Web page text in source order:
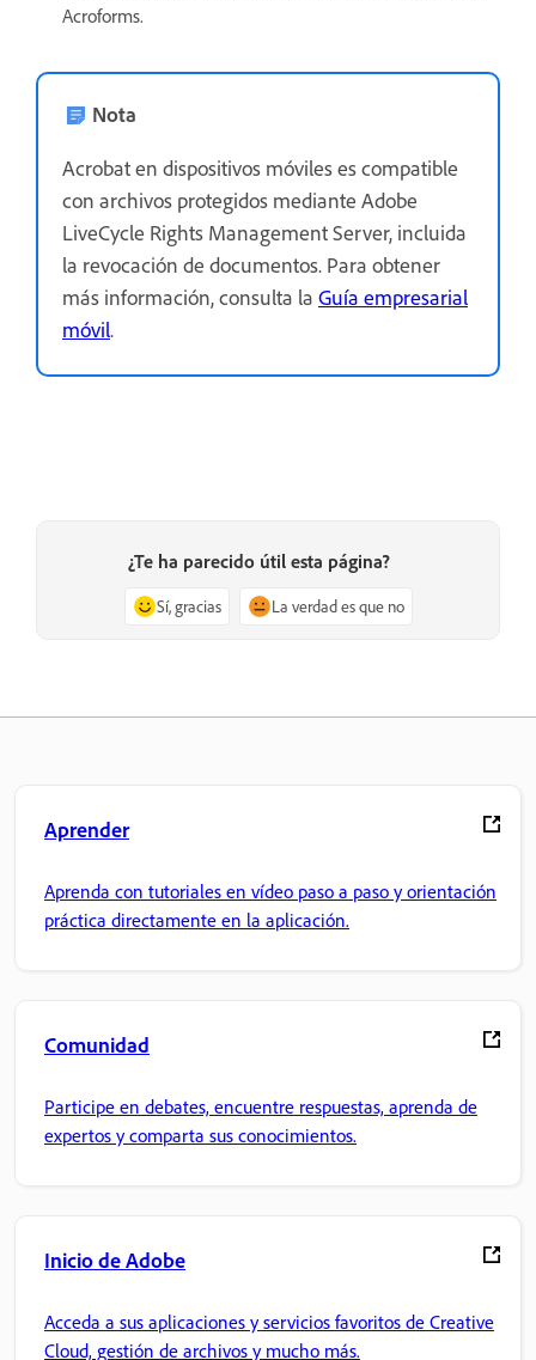
Acroforms.
Nota
Acrobat en dispositivos móviles es compatible
con archivos protegidos mediante Adobe
LiveCycle Rights Management Server, incluida
la revocación de documentos. Para obtener
más información, consulta la Guía empresarial
móvil.
¿Te ha parecido útil esta página?
Sí, gracias La verdad es que no
Aprender
Aprenda con tutoriales en vídeo paso a paso y orientación
práctica directamente en la aplicación.
Comunidad
Participe en debates, encuentre respuestas, aprenda de
expertos y comparta sus conocimientos.
Inicio de Adobe
Acceda a sus aplicaciones y servicios favoritos de Creative
Cloud, gestión de archivos y mucho más.